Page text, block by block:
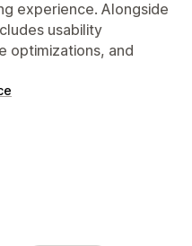
experience. Alongside
usability
optimizations, and